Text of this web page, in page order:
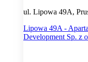
ul. Lipowa 49A,
Lipowa 49A -
Development Sp. z